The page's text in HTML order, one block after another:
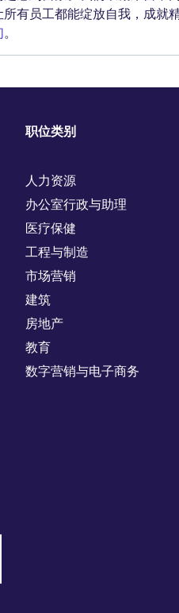
有员工都能绽放自我，成就
。
职位类别
人力资源
办公室行政与助理
医疗保健
工程与制造
市场营销
建筑
房地产
教育
数字营销与电子商务